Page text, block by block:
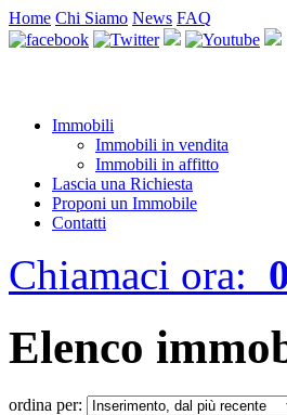
Home Chi Siamo News FAQ
Immobili
Immobili in vendita
Immobili in affitto
Lascia una Richiesta
Proponi un Immobile
Contatti
Chiamaci ora:
Elenco
ordina per: